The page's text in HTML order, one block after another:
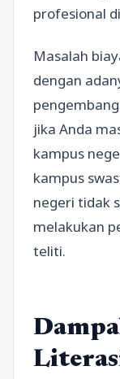
profesional
Masalah
dengan
jika Anda
kampus
kampus
negeri tidak
melakukan
teliti.